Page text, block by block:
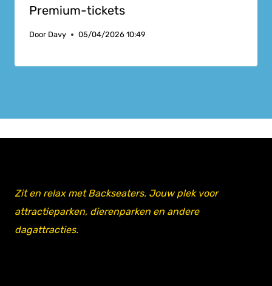
Premium-tickets
Door Davy 05/04/2026 10:49
Zit en relax met Backseaters. Jouw plek voor
attractieparken, dierenparken en andere
dagattracties.